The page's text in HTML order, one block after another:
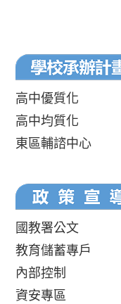
高中優質化
高中均質化
東區輔諮中心
國教署公文
教育儲蓄專戶
內部控制
資安專區